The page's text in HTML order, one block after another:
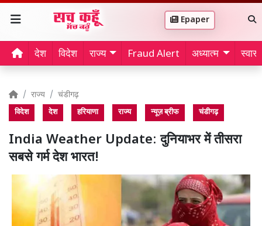
Epaper
देश विदेश राज्य Fraud Alert अध्यात्म
राज्य चंडीगढ़
विदेश देश हरियाणा राज्य न्यूज़ ब्रीफ चंडीगढ़
India Weather Update: दुनियाभर में तीसरा
सबसे गर्म देश भारत!